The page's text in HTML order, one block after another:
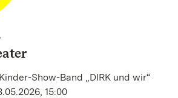
Show-Band „DIRK und wir“
15:00